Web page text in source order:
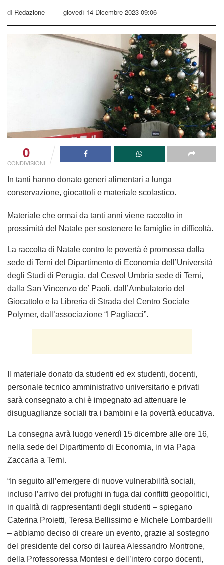
di Redazione giovedì 14 Dicembre 2023 09:06
0
CONDIVISIONI
In tanti hanno donato generi alimentari a lunga
conservazione, giocattoli e materiale scolastico.
Materiale che ormai da tanti anni viene raccolto in
prossimità del Natale per sostenere le famiglie in difficoltà.
La raccolta di Natale contro le povertà è promossa dalla
sede di Terni del Dipartimento di Economia dell’Università
degli Studi di Perugia, dal Cesvol Umbria sede di Terni,
dalla San Vincenzo de’ Paoli, dall’Ambulatorio del
Giocattolo e la Libreria di Strada del Centro Sociale
Polymer, dall’associazione “I Pagliacci”.
Il materiale donato da studenti ed ex studenti, docenti,
personale tecnico amministrativo universitario e privati
sarà consegnato a chi è impegnato ad attenuare le
disuguaglianze sociali tra i bambini e la povertà educativa.
La consegna avrà luogo venerdì 15 dicembre alle ore 16,
nella sede del Dipartimento di Economia, in via Papa
Zaccaria a Terni.
“In seguito all’emergere di nuove vulnerabilità sociali,
incluso l’arrivo dei profughi in fuga dai conflitti geopolitici,
in qualità di rappresentanti degli studenti – spiegano
Caterina Proietti, Teresa Bellissimo e Michele Lombardelli
– abbiamo deciso di creare un evento, grazie al sostegno
del presidente del corso di laurea Alessandro Montrone,
della Professoressa Montesi e dell’intero corpo docenti,